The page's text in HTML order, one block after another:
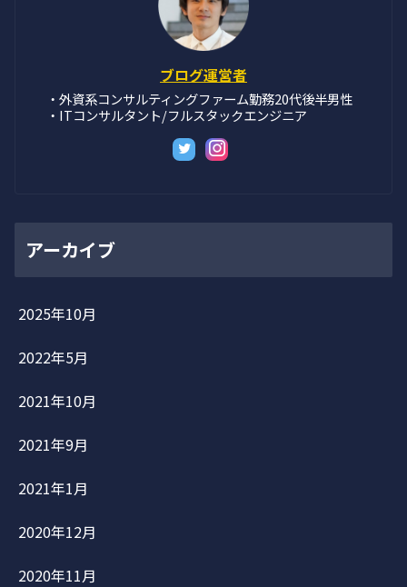
ブログ運営者
・外資系コンサルティングファーム勤務20代後半男性
・ITコンサルタント/フルスタックエンジニア
アーカイブ
2025年10月
2022年5月
2021年10月
2021年9月
2021年1月
2020年12月
2020年11月